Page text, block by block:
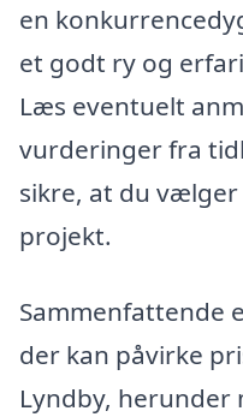
en
et godt ry og
Læs eventuelt
vurderinger fra
sikre, at du
projekt.
Sammenfattende
der kan påvirke
Lyndby, herunder